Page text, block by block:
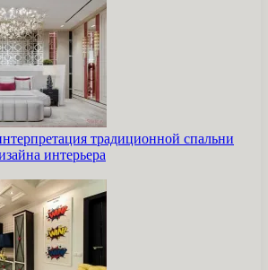
традиционной спальни
интерьера